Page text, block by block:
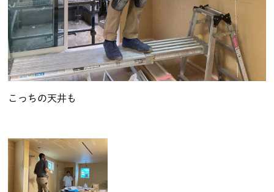
こっちの天井も